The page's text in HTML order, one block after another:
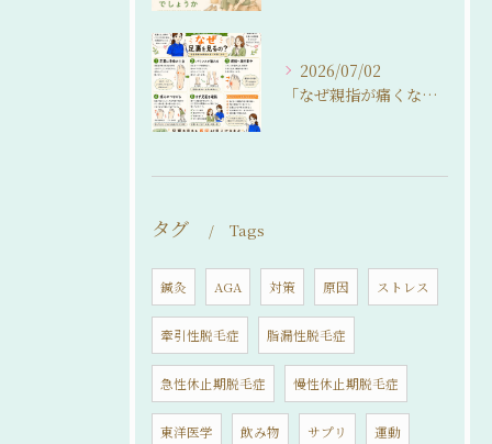
2026/07/02
「なぜ親指が痛くなるの？」
タグ Tags
鍼灸 AGA 対策 原因 ストレス
牽引性脱毛症 脂漏性脱毛症
急性休止期脱毛症 慢性休止期脱毛症
東洋医学 飲み物 サプリ 運動